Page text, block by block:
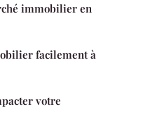
immobilier en
facilement à
votre